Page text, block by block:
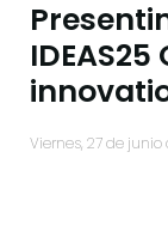
viernes, 27 de